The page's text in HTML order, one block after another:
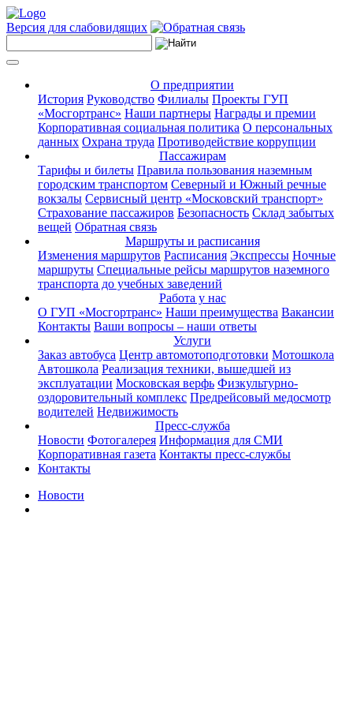
Версия для слабовидящих
О предприятии
История Руководство Филиалы Проекты ГУП
«Мосгортранс» Наши партнеры Награды и премии
Корпоративная социальная политика О персональных
данных Охрана труда Противодействие коррупции
Пассажирам
Тарифы и билеты Правила пользования наземным
городским транспортом Северный и Южный речные
вокзалы Сервисный центр «Московский транспорт»
Страхование пассажиров Безопасность Склад забытых
вещей Обратная связь
Маршруты и расписания
Изменения маршрутов Расписания Экспрессы Ночные
маршруты Специальные рейсы маршрутов наземного
транспорта до учебных заведений
Работа у нас
О ГУП «Мосгортранс» Наши преимущества Вакансии
Контакты Ваши вопросы – наши ответы
Услуги
Заказ автобуса Центр автомотоподготовки Мотошкола
Автошкола Реализация техники, вышедшей из
эксплуатации Московская верфь Физкультурно-
оздоровительный комплекс Предрейсовый медосмотр
водителей Недвижимость
Пресс-служба
Новости Фотогалерея Информация для СМИ
Корпоративная газета Контакты пресс-службы
Контакты
Новости